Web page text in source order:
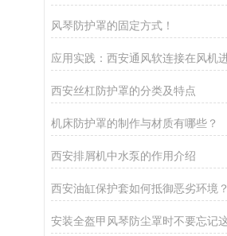
风琴防护罩的固定方式！
西安丝杠防护罩的分类及特点
机床防护罩的制作与材质有哪些？
西安排屑机中水泵的作用介绍
西安油缸保护套如何抵御恶劣环境？